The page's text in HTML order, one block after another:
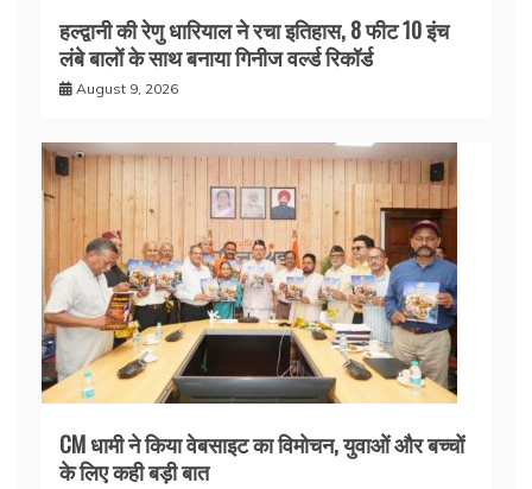
हल्द्वानी की रेणु धारियाल ने रचा इतिहास, 8 फीट 10 इंच
लंबे बालों के साथ बनाया गिनीज वर्ल्ड रिकॉर्ड
August 9, 2026
CM धामी ने किया वेबसाइट का विमोचन, युवाओं और बच्चों
के लिए कही बड़ी बात